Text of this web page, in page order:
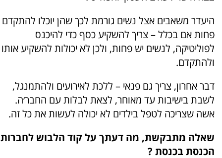
היעדר משאבים אצל נשים גורמת לכך שהן יוכלו להתקדם
פחות אם בכלל – צריך להשקיע כסף כדי להיכנס
לפוליטיקה, לנשים יש פחות, ולכן לא יכולות להשקיע אותו
ולהתקדם.
דבר אחרון, צריך גם פנאי – ללכת לאירועים ולהתמנגל,
לשבת בישיבות עד מאוחר, לצאת לבלות עם החבר׳ה.
אשה שצריכה לטפל בילדים לא יכולה לעשות את כל זה.
שאלה מתבקשת, מה דעתך על קוד הלבוש לחברות
הכנסת בכנסת ?